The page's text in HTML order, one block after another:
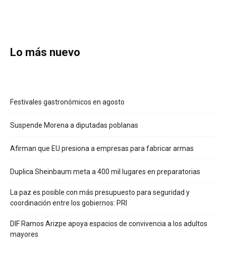
Lo más nuevo
Festivales gastronómicos en agosto
Suspende Morena a diputadas poblanas
Afirman que EU presiona a empresas para fabricar armas
Duplica Sheinbaum meta a 400 mil lugares en preparatorias
La paz es posible con más presupuesto para seguridad y
coordinación entre los gobiernos: PRI
DIF Ramos Arizpe apoya espacios de convivencia a los adultos
mayores